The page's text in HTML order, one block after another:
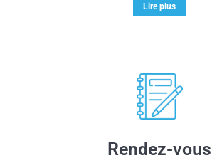
Lire plus
Rendez-vous